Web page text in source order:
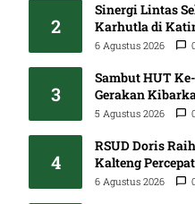
2
Sinergi Lintas
Karhutla di
6 Agustus 2026
3
Sambut HUT
Gerakan
Kalteng
5 Agustus 2026
4
RSUD Doris
Kalteng
Pelosok
6 Agustus 2026